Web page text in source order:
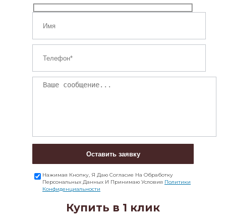
Оставить заявку
Нажимая Кнопку, Я Даю Согласие На Обработку
Персональных Данных И Принимаю Условия Политики
Конфиденциальности
Купить в 1 клик